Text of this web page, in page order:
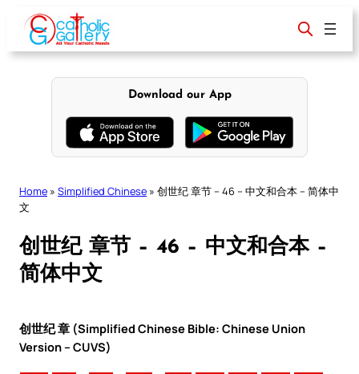
content
Download our App
Home » Simplified Chinese » 创世纪 章节 – 46 – 中文和合本 – 简体中
文
创世纪 章节 – 46 – 中文和合本 –
简体中文
创世纪 章 (Simplified Chinese Bible: Chinese Union
Version – CUVS)